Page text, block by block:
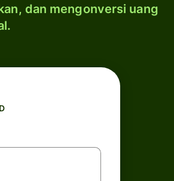
dan mengonversi uang